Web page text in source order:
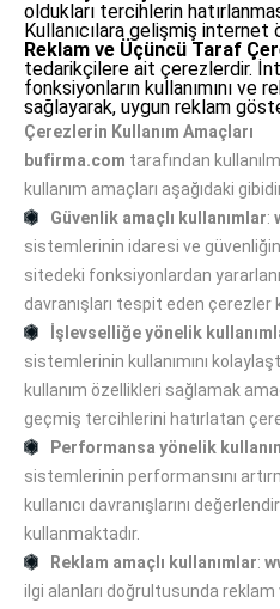
oldukları tercihlerin
Kullanıcılara gelişmiş internet
Reklam ve Üçüncü Taraf
tedarikçilere ait çerezlerdir.
fonksiyonların kullanımını ve
sağlayarak, uygun reklam
Çerezlerin Kullanım Amaçları
bufirma.com tarafından
kullanım amaçları aşağıdaki
Güvenlik amaçlı kullanımlar:
sistemlerinin idaresi ve
sitedeki fonksiyonlardan
davranışları tespit eden çerezler
İşlevselliğe yönelik
sistemlerinin kullanımını
kullanım özellikleri sağlamak
geçmiş tercihlerini hatırlatan
Performansa yönelik
sistemlerinin performansını
kullanıcı davranışlarını
kullanmaktadır.
Reklam amaçlı kullanımlar:
ilgi alanları doğrultusunda